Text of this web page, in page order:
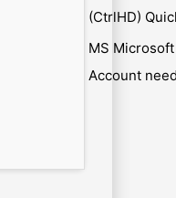
(CtrlHD)
MS
Account